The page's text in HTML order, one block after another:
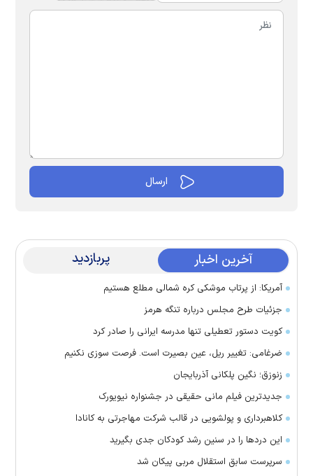
آخرین اخبار پربازدید
آمریکا: از پرتاب موشکی کره شمالی مطلع هستیم
جزئیات طرح مجلس درباره تنگه هرمز
کویت دستور تعطیلی تنها مدرسه ایرانی را صادر کرد
ضرغامی: تغییر ریل، عین بصیرت است. فرصت سوزی نکنیم
زنوزق؛ نگین پلکانی آذربایجان
جدیدترین فیلم مانی حقیقی در جشنواره نیویورک
کلاهبرداری و پولشویی در قالب شرکت مهاجرتی به کانادا
این درد‌ها را در سنین رشد کودکان جدی بگیرید
سرپرست سابق استقلال مربی پیکان شد